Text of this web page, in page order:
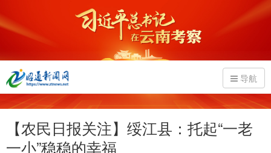
导航
【农民日报关注】绥江县：托起“一老
一小”稳稳的幸福